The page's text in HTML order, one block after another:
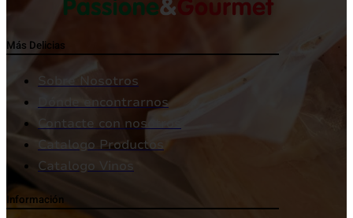
Más Delicias
Sobre Nosotros
Dónde encontrarnos
Contacte con nosotros
Catalogo Productos
Catalogo Vinos
Información